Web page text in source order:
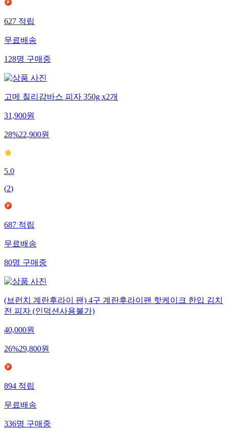
627적립
무료배송
128명구매중
고메 칠리감바스 피자 350g x2개
31,900원
28%22,900원
5.0
(2)
687적립
무료배송
80명구매중
(브런치 계란후라이 팬) 4구 계란후라이팬 핫케이크 한입 김치
전 피자 (인덕션사용불가)
40,000원
26%29,800원
894적립
무료배송
336명구매중